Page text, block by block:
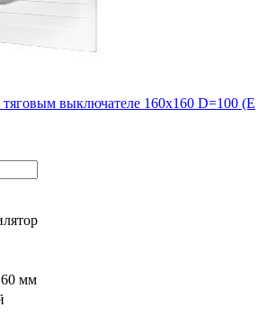
тяговым выключателе 160х160 D=100 (E
мм